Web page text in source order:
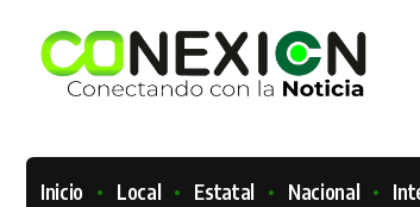
Inicio Local Estatal Nacional